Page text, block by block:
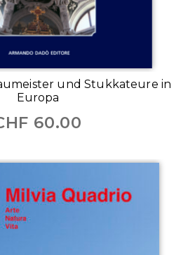
und Stukkateure in
Europa
60.00